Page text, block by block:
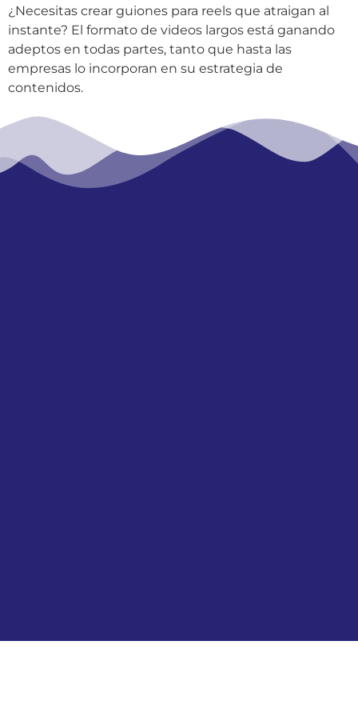
¿Necesitas crear guiones para reels que atraigan al
instante? El formato de videos largos está ganando
adeptos en todas partes, tanto que hasta las
empresas lo incorporan en su estrategia de
contenidos.